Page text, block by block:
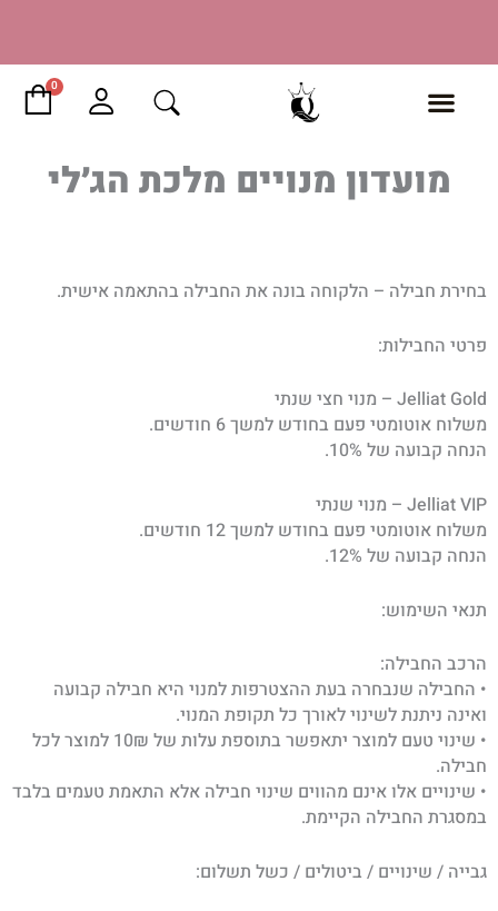
0
מועדון מנויים מלכת הג׳לי
בחירת חבילה – הלקוחה בונה את החבילה בהתאמה אישית.
פרטי החבילות:
Jelliat Gold – מנוי חצי שנתי
משלוח אוטומטי פעם בחודש למשך 6 חודשים.
הנחה קבועה של 10%.
Jelliat VIP – מנוי שנתי
משלוח אוטומטי פעם בחודש למשך 12 חודשים.
הנחה קבועה של 12%.
תנאי השימוש:
הרכב החבילה:
• החבילה שנבחרה בעת ההצטרפות למנוי היא חבילה קבועה
ואינה ניתנת לשינוי לאורך כל תקופת המנוי.
• שינוי טעם למוצר יתאפשר בתוספת עלות של 10₪ למוצר לכל
חבילה.
• שינויים אלו אינם מהווים שינוי חבילה אלא התאמת טעמים בלבד
במסגרת החבילה הקיימת.
גבייה / שינויים / ביטולים / כשל תשלום: